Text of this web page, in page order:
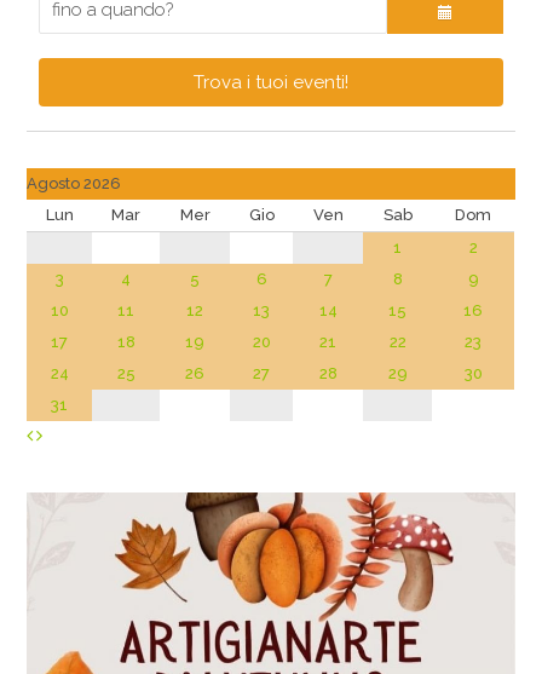
Trova i tuoi eventi!
Agosto 2026
Lun
Mar Mer Gio Ven Sab
Dom
1
2
3
4 5 6 7 8
9
10
11 12 13 14 15
16
17
18 19 20 21 22
23
24
25 26 27 28 29
30
31